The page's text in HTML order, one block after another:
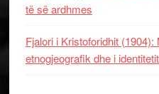
të së ardhmes
Fjalori i Kristoforidhit
etnogjeografik dhe i